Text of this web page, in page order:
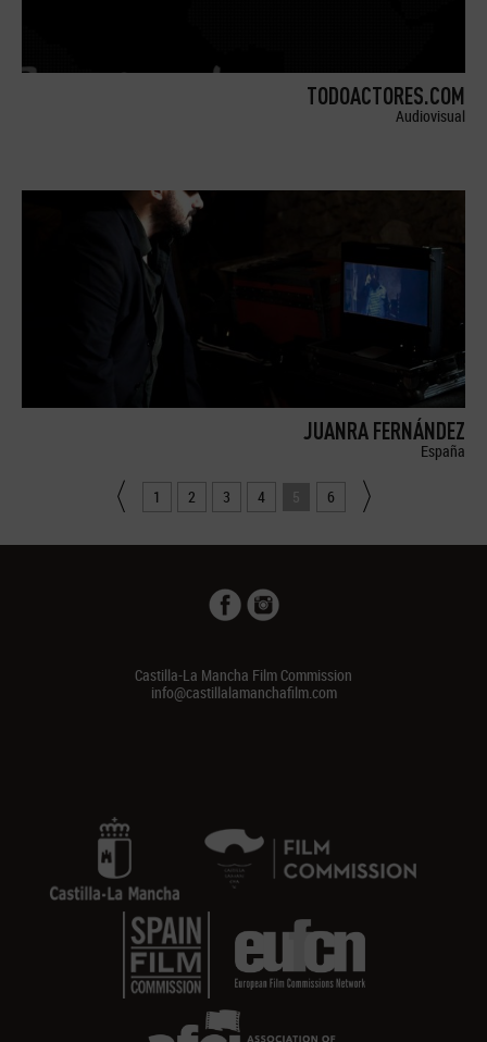
TODOACTORES.COM
Audiovisual
JUANRA FERNÁNDEZ
España
1 2 3 4 5 6
Castilla-La Mancha Film Commission
info@castillalamanchafilm.com